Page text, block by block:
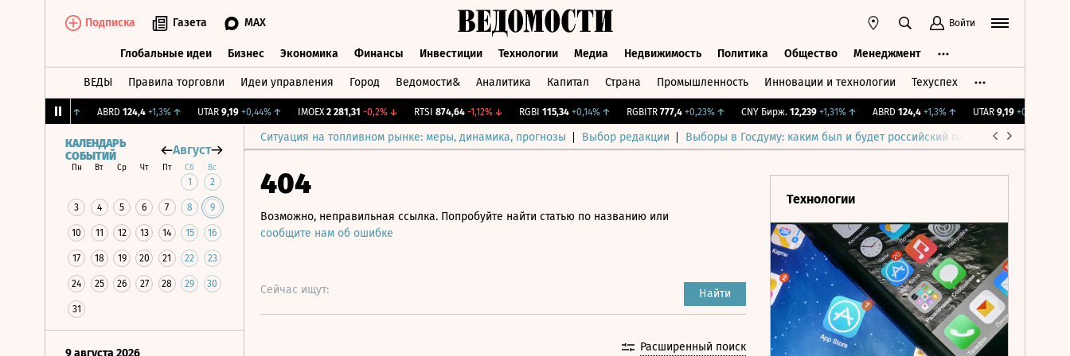
Подписка Газета MAX Войти
Глобальные идеи Бизнес Экономика Финансы Инвестиции Технологии Медиа Недвижимость Политика Общество Менеджмент
ВЕДЫ Правила торговли Идеи управления Город Ведомости& Аналитика Капитал Страна Промышленность Инновации и технологии Техуспех
ABRD 124,4 +1,3%↑ UTAR 9,19 +0,44%↑ IMOEX 2 281,31 -0,2%↓ RTSI 874,64 -1,12%↓ RGBI 115,34 +0,14%↑ RGBITR 777,4 +0,23%↑ CNY Бирж. 12,239 +1,31%↑ ABRD 124,4 +1,3%↑ UTAR 9,19 +0,44%
Ситуация на топливном рынке: меры, динамика, прогнозы Выбор редакции Выборы в Госдуму: каким был и будет российский парламент
КАЛЕНДАРЬ
СОБЫТИЙ
Август
Пн Вт Ср Чт Пт Сб Вс
1 2
3 4 5 6 7 8 9
10 11 12 13 14 15 16
17 18 19 20 21 22 23
24 25 26 27 28 29 30
31
9 августа 2026
404
Возможно, неправильная ссылка. Попробуйте найти статью по названию или
сообщите нам об ошибке
Сейчас ищут: Найти
Расширенный поиск
Технологии